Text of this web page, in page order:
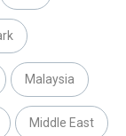
Malaysia
Middle East